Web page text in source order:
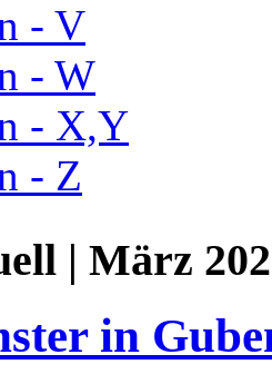
- V
- W
- X,Y
- Z
| März
in